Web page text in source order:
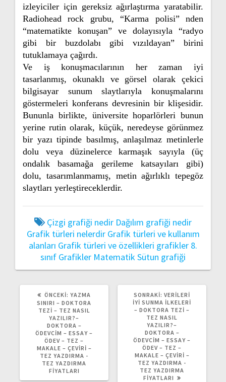
izleyiciler için gereksiz ağırlaştırma yaratabilir.
Radiohead rock grubu, “Karma polisi” nden
“matematikte konuşan” ve dolayısıyla “radyo
gibi bir buzdolabı gibi vızıldayan” birini
tutuklamaya çağırdı.
Ve iş konuşmacılarının her zaman iyi
tasarlanmış, okunaklı ve görsel olarak çekici
bilgisayar sunum slaytlarıyla konuşmalarını
göstermeleri konferans devresinin bir klişesidir.
Bununla birlikte, üniversite hoparlörleri bunun
yerine rutin olarak, küçük, neredeyse görünmez
bir yazı tipinde basılmış, anlaşılmaz metinlerle
dolu veya düzinelerce karmaşık sayıyla (üç
ondalık basamağa gerileme katsayıları gibi)
dolu, tasarımlanmamış, metin ağırlıklı tepegöz
slaytları yerleştireceklerdir.
Çizgi grafiği nedir Dağılım grafiği nedir
Grafik türleri nelerdir Grafik türleri ve kullanım
alanları Grafik türleri ve özellikleri grafikler 8.
sınıf Grafikler MatematikSütun grafiği
ÖNCEKI: ÖNCEKI
YAZI:
YAZMA
SINIRI – DOKTORA
TEZI – TEZ NASIL
YAZILIR?–
DOKTORA –
ÖDEVCIM – ESSAY –
ÖDEV – TEZ –
MAKALE – ÇEVIRI –
TEZ YAZDIRMA -
TEZ YAZDIRMA
FIYATLARI
SONRAKI: SONRAKI
YAZI:
VERILERI
İYI SUNMA İLKELERI
– DOKTORA TEZI –
TEZ NASIL
YAZILIR?–
DOKTORA –
ÖDEVCIM – ESSAY –
ÖDEV – TEZ –
MAKALE – ÇEVIRI –
TEZ YAZDIRMA -
TEZ YAZDIRMA
FIYATLARI